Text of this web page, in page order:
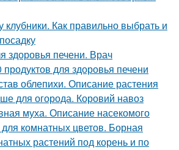
клубники. Как правильно выбрать и
здоровья печени. Врач
для здоровья печени
облепихи. Описание растения
для огорода. Коровий навоз
муха. Описание насекомого
комнатных цветов. Борная
растений под корень и по